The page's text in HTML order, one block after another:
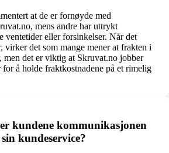
at de er fornøyde med
mens andre har uttrykt
ventetider eller forsinkelser. Når det
virker det som mange mener at frakten i
men det er viktig at Skruvat.no jobber
å holde fraktkostnadene på et rimelig
kundene kommunikasjonen
kundeservice?